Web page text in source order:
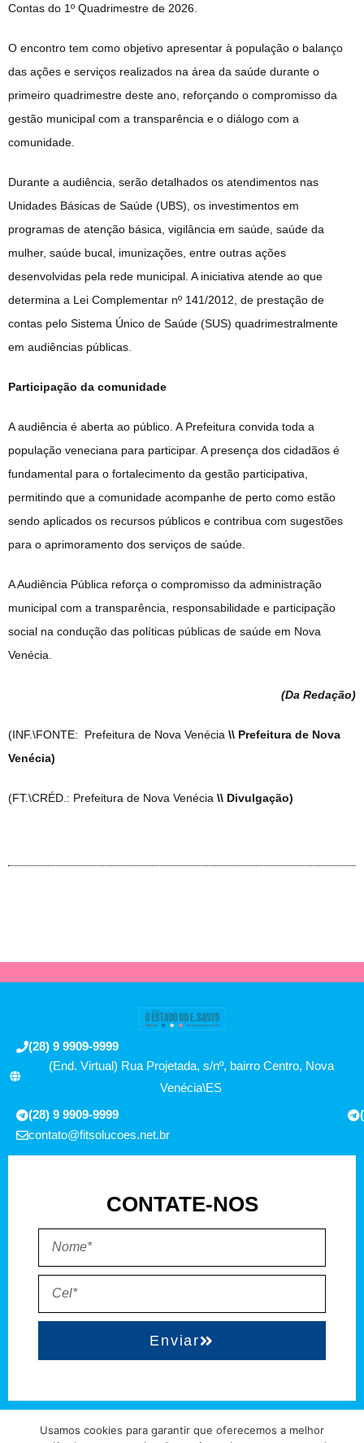
Contas do 1º Quadrimestre de 2026.
O encontro tem como objetivo apresentar à população o balanço
das ações e serviços realizados na área da saúde durante o
primeiro quadrimestre deste ano, reforçando o compromisso da
gestão municipal com a transparência e o diálogo com a
comunidade.
Durante a audiência, serão detalhados os atendimentos nas
Unidades Básicas de Saúde (UBS), os investimentos em
programas de atenção básica, vigilância em saúde, saúde da
mulher, saúde bucal, imunizações, entre outras ações
desenvolvidas pela rede municipal. A iniciativa atende ao que
determina a Lei Complementar nº 141/2012, de prestação de
contas pelo Sistema Único de Saúde (SUS) quadrimestralmente
em audiências públicas.
Participação da comunidade
A audiência é aberta ao público. A Prefeitura convida toda a
população veneciana para participar. A presença dos cidadãos é
fundamental para o fortalecimento da gestão participativa,
permitindo que a comunidade acompanhe de perto como estão
sendo aplicados os recursos públicos e contribua com sugestões
para o aprimoramento dos serviços de saúde.
A Audiência Pública reforça o compromisso da administração
municipal com a transparência, responsabilidade e participação
social na condução das políticas públicas de saúde em Nova
Venécia.
(Da Redação)
(INF.\FONTE: Prefeitura de Nova Venécia \\ Prefeitura de Nova
Venécia)
(FT.\CRÉD.: Prefeitura de Nova Venécia \\ Divulgação)
(28) 9 9909-9999
(End. Virtual) Rua Projetada, s/nº, bairro Centro, Nova
Venécia\ES
(28) 9 9909-9999
contato@fitsolucoes.net.br
CONTATE-NOS
Enviar
Usamos cookies para garantir que oferecemos a melhor